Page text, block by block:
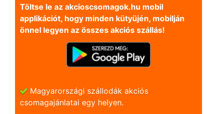
Töltse le az akcioscsomagok.hu mobil
applikációt, hogy minden kütyüjén, mobilján
önnel legyen az összes akciós szállás!
Magyarországi szállodák akciós
csomagajánlatai egy helyen.